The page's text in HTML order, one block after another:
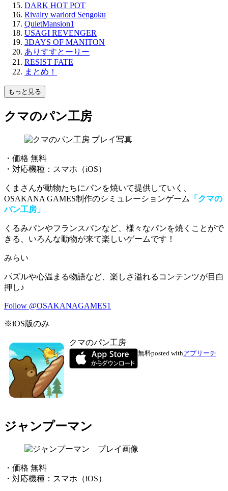
DARK HOT POT
Rivalry warlord Sengoku
QuietMansion1
USAGI REVENGER
3DAYS OF MANITON
ありすすとーりー
RESIST FATE
まとめ！
もっと見る
クマのパン工房
・価格 無料
・対応機種：スマホ（iOS）
くまさんが動物たちにパンを焼いて提供していく、
OSAKANA GAMES制作のシミュレーションゲーム
「クマの
パン工房」
くるみパンやフランスパンなど、様々なパンを焼くことがで
きる
、いろんな動物が来て楽しいゲームです！
みらい
パズルや心温まる物語など、楽しさ溢れるコンテンツが目白
押し♪
Follow @OSAKANAGAMES1
※iOS版のみ
クマのパン工房
無料posted withアプリーチ
ジャンプーマン
・価格 無料
・対応機種：スマホ（iOS）